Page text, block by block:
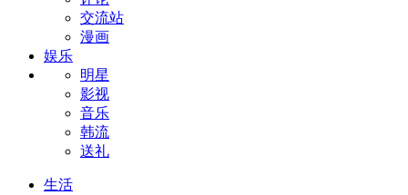
交流站
漫画
娱乐
明星
影视
音乐
韩流
送礼
生活